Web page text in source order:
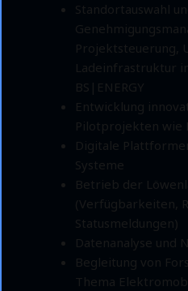
Standortauswahl
Projektsteuerung,
Ladeinfrastruktur
BS|ENERGY
Entwicklung
Pilotprojekten wie
Digitale
Systeme
Betrieb der
(Verfügbarkeiten,
Statusmeldungen)
Datenanalyse und
Begleitung von
Thema